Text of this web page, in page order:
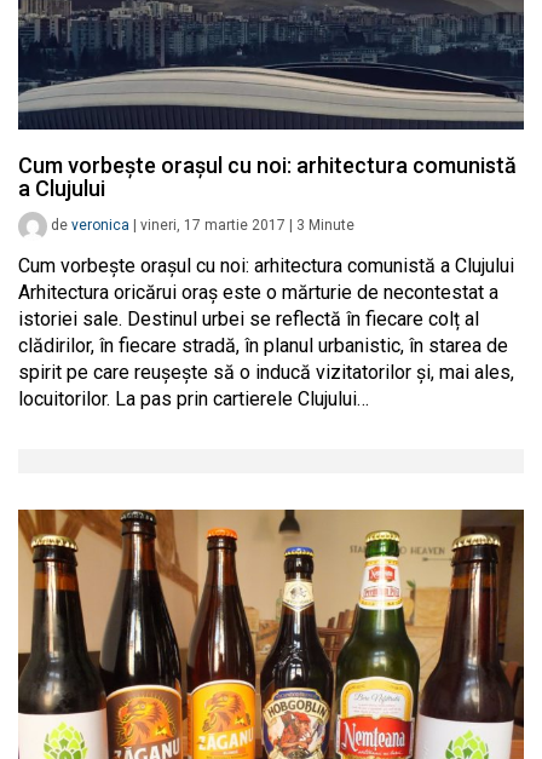
Cum vorbește orașul cu noi: arhitectura comunistă
a Clujului
de veronica vineri, 17 martie 2017 3 Minute
Cum vorbește orașul cu noi: arhitectura comunistă a Clujului
Arhitectura oricărui oraș este o mărturie de necontestat a
istoriei sale. Destinul urbei se reflectă în fiecare colț al
clădirilor, în fiecare stradă, în planul urbanistic, în starea de
spirit pe care reușește să o inducă vizitatorilor și, mai ales,
locuitorilor. La pas prin cartierele Clujului…